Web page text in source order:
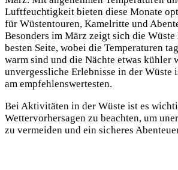
Luftfeuchtigkeit bieten diese Monate
für Wüstentouren, Kamelritte und
Besonders im März zeigt sich die
besten Seite, wobei die Temperaturen
warm sind und die Nächte etwas kühler
unvergessliche Erlebnisse in der Wüste
am empfehlenswertesten.
Bei Aktivitäten in der Wüste ist es
Wettervorhersagen zu beachten, um
zu vermeiden und ein sicheres